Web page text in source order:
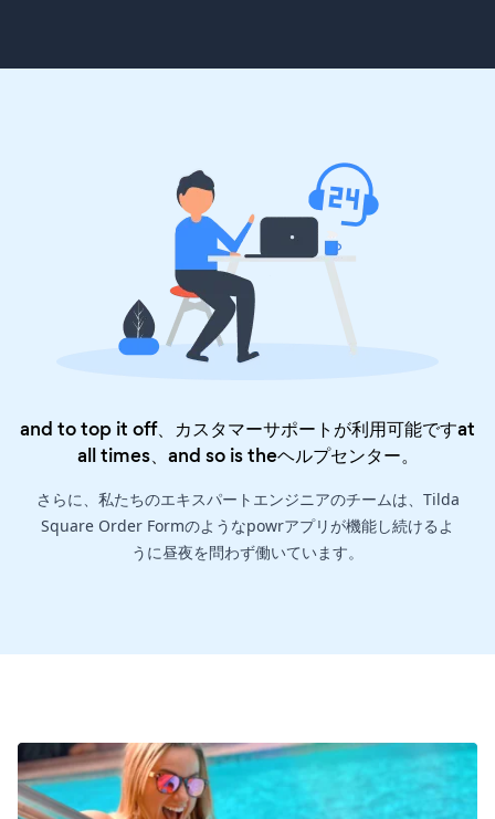
and to top it off、カスタマーサポートが利用可能ですat
all times、and so is theヘルプセンター。
さらに、私たちのエキスパートエンジニアのチームは、Tilda
Square Order Formのようなpowrアプリが機能し続けるよ
うに昼夜を問わず働いています。